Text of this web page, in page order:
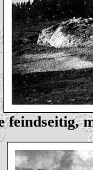
feindseitig,